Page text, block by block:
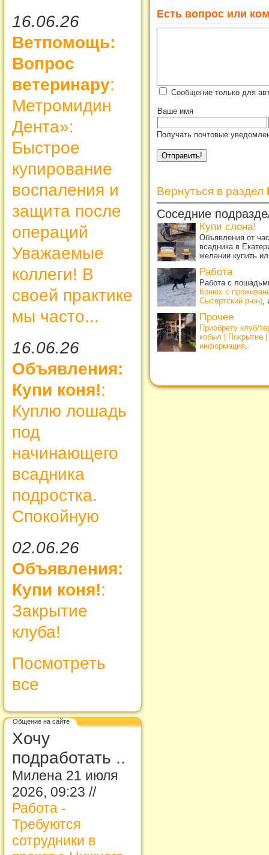
16.06.26
Ветпомощь:
Вопрос
ветеринару:
Метромидин
Дента»:
Быстрое
купирование
воспаления и
защита после
операций
Уважаемые
коллеги! В
своей практике
мы часто...
16.06.26
Объявления:
Купи коня!:
Куплю лошадь
под
начинающего
всадника
подростка.
Спокойную
02.06.26
Объявления:
Купи коня!:
Закрытие
клуба!
Посмотреть
все
Общение на сайте
Хочу
подработать ..
Милена 21 июля
2026, 09:23 //
Работа -
Требуются
сотрудники в
Есть вопрос или
Сообщение только для
Ваше имя
Получать почтовые
Вернуться в раздел
Соседние
Купи слона!
Объявления от
всадника в
желании купить
Работа
Работа с
Конюх с
Сысертский р-он),
Прочее
Приобрету клуб/
кобыл | Покрытие
информация.